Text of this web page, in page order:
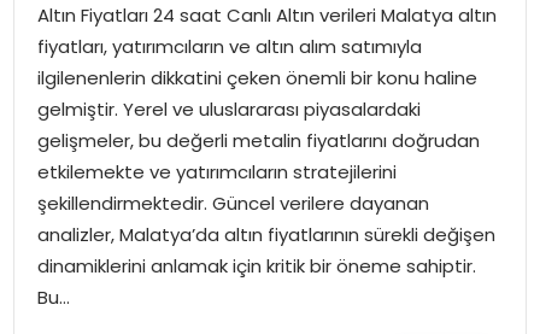
SOSYAL HABER
SPOR
EKONOMI
MAGAZIN
TEKNOLOJI
Altın Fiyatları 24 saat Canlı Altın verileri Malatya altın
fiyatları, yatırımcıların ve altın alım satımıyla
ilgilenenlerin dikkatini çeken önemli bir konu haline
gelmiştir. Yerel ve uluslararası piyasalardaki
gelişmeler, bu değerli metalin fiyatlarını doğrudan
etkilemekte ve yatırımcıların stratejilerini
şekillendirmektedir. Güncel verilere dayanan
analizler, Malatya’da altın fiyatlarının sürekli değişen
dinamiklerini anlamak için kritik bir öneme sahiptir.
Bu…